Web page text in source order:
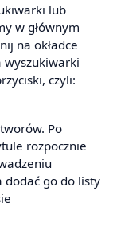
lub
w głównym
na okładce
wyszukiwarki
czyli:
Po
rozpocznie
dodać go do listy